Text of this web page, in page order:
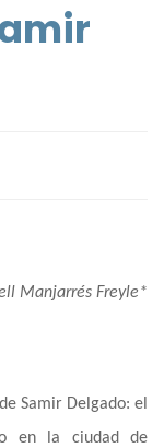
Manjarrés Freyle*
Samir Delgado: el
en la ciudad de